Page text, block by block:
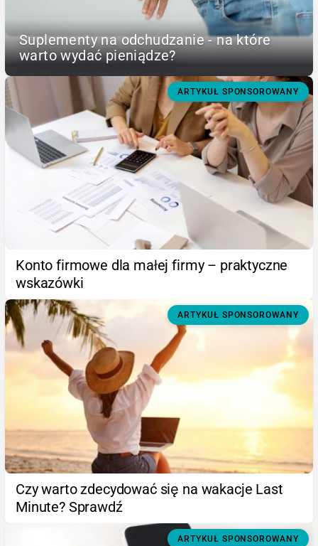
Suplementy na odchudzanie - na które
warto wydać pieniądze?
ARTYKUŁ SPONSOROWANY
Konto firmowe dla małej firmy – praktyczne
wskazówki
ARTYKUŁ SPONSOROWANY
Czy warto zdecydować się na wakacje Last
Minute? Sprawdź
ARTYKUŁ SPONSOROWANY